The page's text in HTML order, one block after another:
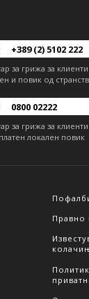
+389 (2) 5102 222
за грижа за клиенти
и повик од
0800 02222
за грижа за клиенти
локален повик
Правно